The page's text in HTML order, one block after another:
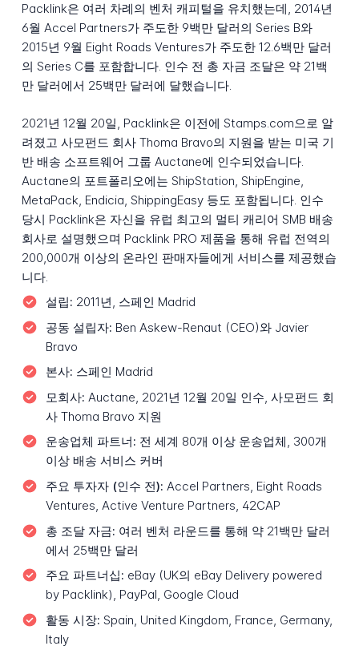
Packlink은 여러 차례의 벤처 캐피털을 유치했는데, 2014년
6월 Accel Partners가 주도한 9백만 달러의 Series B와
2015년 9월 Eight Roads Ventures가 주도한 12.6백만 달러
의 Series C를 포함합니다. 인수 전 총 자금 조달은 약 21백
만 달러에서 25백만 달러에 달했습니다.
2021년 12월 20일, Packlink은 이전에 Stamps.com으로 알
려졌고 사모펀드 회사 Thoma Bravo의 지원을 받는 미국 기
반 배송 소프트웨어 그룹 Auctane에 인수되었습니다.
Auctane의 포트폴리오에는 ShipStation, ShipEngine,
MetaPack, Endicia, ShippingEasy 등도 포함됩니다. 인수
당시 Packlink은 자신을 유럽 최고의 멀티 캐리어 SMB 배송
회사로 설명했으며 Packlink PRO 제품을 통해 유럽 전역의
200,000개 이상의 온라인 판매자들에게 서비스를 제공했습
니다.
설립: 2011년, 스페인 Madrid
공동 설립자: Ben Askew-Renaut (CEO)와 Javier
Bravo
본사: 스페인 Madrid
모회사: Auctane, 2021년 12월 20일 인수, 사모펀드 회
사 Thoma Bravo 지원
운송업체 파트너: 전 세계 80개 이상 운송업체, 300개
이상 배송 서비스 커버
주요 투자자 (인수 전): Accel Partners, Eight Roads
Ventures, Active Venture Partners, 42CAP
총 조달 자금: 여러 벤처 라운드를 통해 약 21백만 달러
에서 25백만 달러
주요 파트너십: eBay (UK의 eBay Delivery powered
by Packlink), PayPal, Google Cloud
활동 시장: Spain, United Kingdom, France, Germany,
Italy